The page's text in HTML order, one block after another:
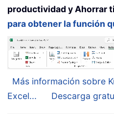
productividad y Ahorrar
para obtener la función
Más información sobre
Excel...
Descarga